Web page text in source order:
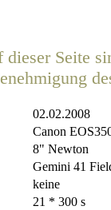
Seite
02.02.2008
Canon
8" Newton
Gemini 41
keine
21 * 300 s